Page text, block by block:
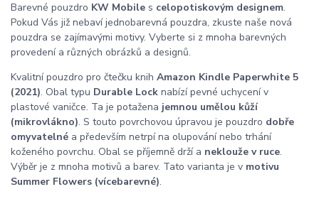
Barevné pouzdro KW Mobile s celopotiskovým designem.
Pokud Vás již nebaví jednobarevná pouzdra, zkuste naše nová
pouzdra se zajímavými motivy. Vyberte si z mnoha barevných
provedení a různých obrázků a designů.
Kvalitní pouzdro pro čtečku knih Amazon Kindle Paperwhite 5
(2021). Obal typu Durable Lock nabízí pevné uchycení v
plastové vaničce. Ta je potažena jemnou umělou kůží
(mikrovlákno). S touto povrchovou úpravou je pouzdro dobře
omyvatelné a především netrpí na olupování nebo trhání
koženého povrchu. Obal se příjemně drží a neklouže v ruce.
Výběr je z mnoha motivů a barev. Tato varianta je v motivu
Summer Flowers (vícebarevné).